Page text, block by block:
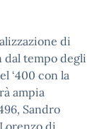
di
tempo degli
‘400 con la
ampia
Sandro